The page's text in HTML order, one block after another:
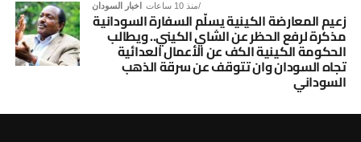
اخبار السودان منذ 10 ساعات
زعيم المعارضة الكينية يسلّم السفارة السودانية
مذكرة لرفع الحظر عن الشاي الكيني.. ويطالب
الحكومة الكينية الكف عن الأعمال العدائية
تجاه السودان وان تتوقف عن سرقة الذهب
السوداني